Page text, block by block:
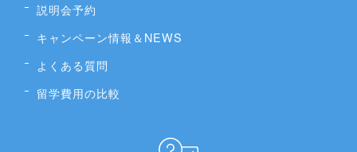
説明会予約
キャンペーン情報＆NEWS
よくある質問
留学費用の比較